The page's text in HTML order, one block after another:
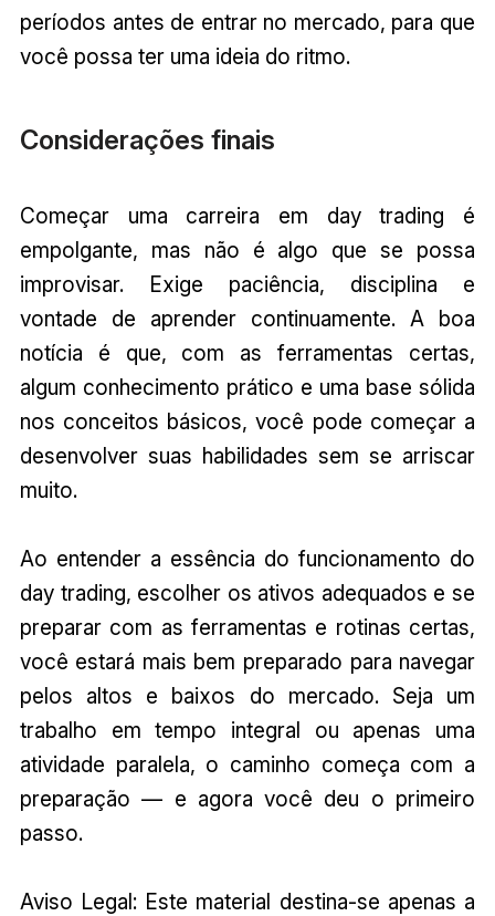
períodos antes de entrar no mercado, para que
você possa ter uma ideia do ritmo.
Considerações finais
Começar uma carreira em day trading é
empolgante, mas não é algo que se possa
improvisar. Exige paciência, disciplina e
vontade de aprender continuamente. A boa
notícia é que, com as ferramentas certas,
algum conhecimento prático e uma base sólida
nos conceitos básicos, você pode começar a
desenvolver suas habilidades sem se arriscar
muito.
Ao entender a essência do funcionamento do
day trading, escolher os ativos adequados e se
preparar com as ferramentas e rotinas certas,
você estará mais bem preparado para navegar
pelos altos e baixos do mercado. Seja um
trabalho em tempo integral ou apenas uma
atividade paralela, o caminho começa com a
preparação — e agora você deu o primeiro
passo.
Aviso Legal: Este material destina-se apenas a